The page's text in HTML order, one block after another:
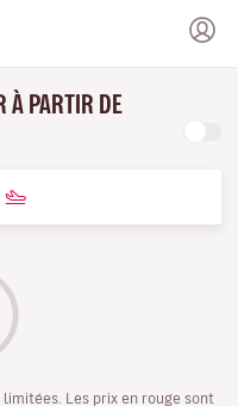
À PARTIR DE
Les prix en rouge sont